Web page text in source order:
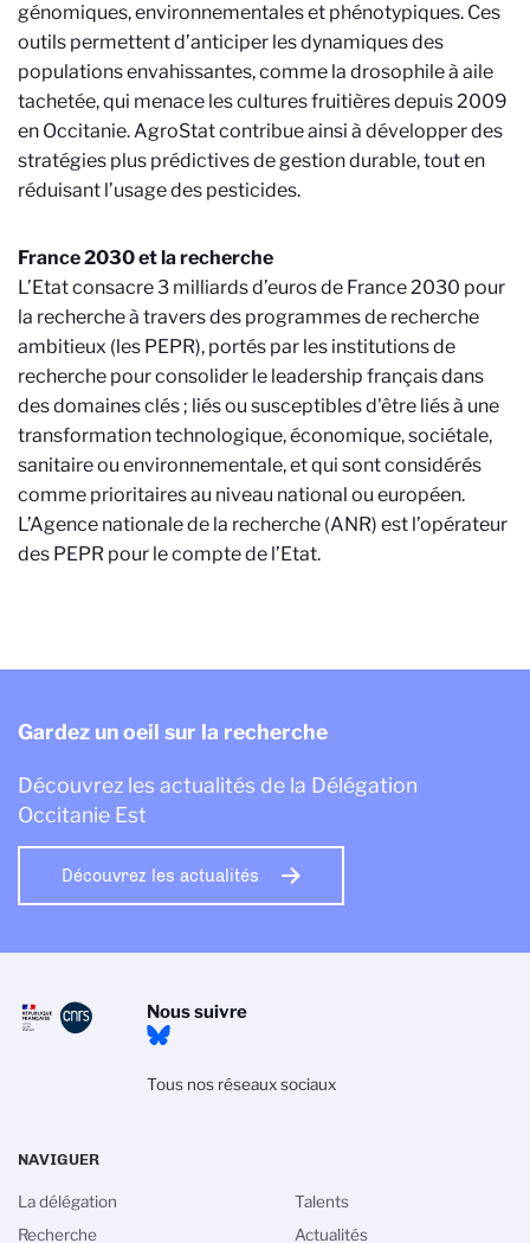
génomiques, environnementales et phénotypiques. Ces
outils permettent d’anticiper les dynamiques des
populations envahissantes, comme la drosophile à aile
tachetée, qui menace les cultures fruitières depuis 2009
en Occitanie. AgroStat contribue ainsi à développer des
stratégies plus prédictives de gestion durable, tout en
réduisant l’usage des pesticides.
France 2030 et la recherche
L’Etat consacre 3 milliards d’euros de France 2030 pour
la recherche à travers des programmes de recherche
ambitieux (les PEPR), portés par les institutions de
recherche pour consolider le leadership français dans
des domaines clés ; liés ou susceptibles d'être liés à une
transformation technologique, économique, sociétale,
sanitaire ou environnementale, et qui sont considérés
comme prioritaires au niveau national ou européen.
L’Agence nationale de la recherche (ANR) est l’opérateur
des PEPR pour le compte de l’Etat.
Gardez un oeil sur la recherche
Découvrez les actualités de la Délégation
Occitanie Est
Découvrez les actualités
Nous suivre
Tous nos réseaux sociaux
NAVIGUER
La délégation
Recherche
Talents
Actualités